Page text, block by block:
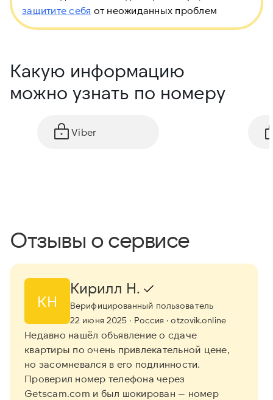
защитите себя от неожиданных проблем
Какую информацию
можно узнать по номеру
Viber
Отзывы о сервисе
КН
Кирилл Н.
Верифицированный пользователь
22 июня 2025 · Россия · otzovik.online
Недавно нашёл объявление о сдаче
квартиры по очень привлекательной цене,
но засомневался в его подлинности.
Проверил номер телефона через
Getscam.com и был шокирован — номер